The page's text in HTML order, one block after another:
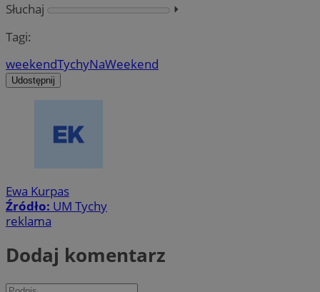
Słuchaj
⏵︎
Tagi:
weekendTychyNaWeekend
Udostępnij
Ewa Kurpas
Źródło: UM Tychy
reklama
Dodaj komentarz